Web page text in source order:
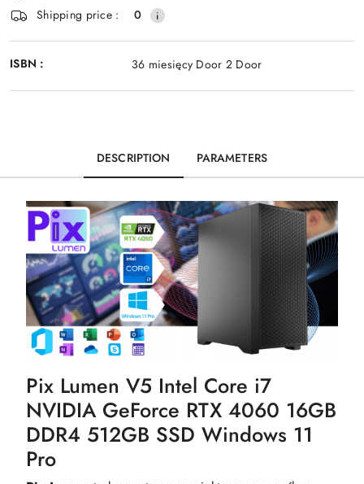
Shipping price :
0
ISBN : 36 miesięcy Door 2 Door
DESCRIPTION PARAMETERS
Pix Lumen V5 Intel Core i7
NVIDIA GeForce RTX 4060 16GB
DDR4 512GB SSD Windows 11
Pro